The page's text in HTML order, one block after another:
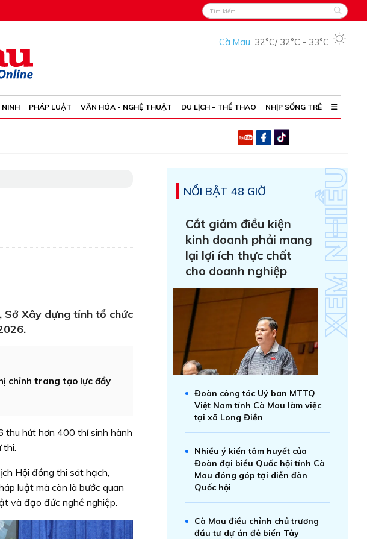
Cà Mau, 32°C/ 32°C - 33°C
NINH PHÁP LUẬT VĂN HÓA - NGHỆ THUẬT DU LỊCH - THỂ THAO NHỊP SỐNG TRẺ
Sở Xây dựng tỉnh tổ chức
chỉnh trang tạo lực đẩy
thu hút hơn 400 thí sinh hành
thi.
Hội đồng thi sát hạch,
luật mà còn là bước quan
và đạo đức nghề nghiệp.
NỔI BẬT 48 GIỜ
Cắt giảm điều kiện
kinh doanh phải mang
lại lợi ích thực chất
cho doanh nghiệp
Đoàn công tác Uỷ ban MTTQ
Việt Nam tỉnh Cà Mau làm việc
tại xã Long Điền
Nhiều ý kiến tâm huyết của
Đoàn đại biểu Quốc hội tỉnh Cà
Mau đóng góp tại diễn đàn
Quốc hội
Cà Mau điều chỉnh chủ trương
đầu tư dự án đê biển Tây